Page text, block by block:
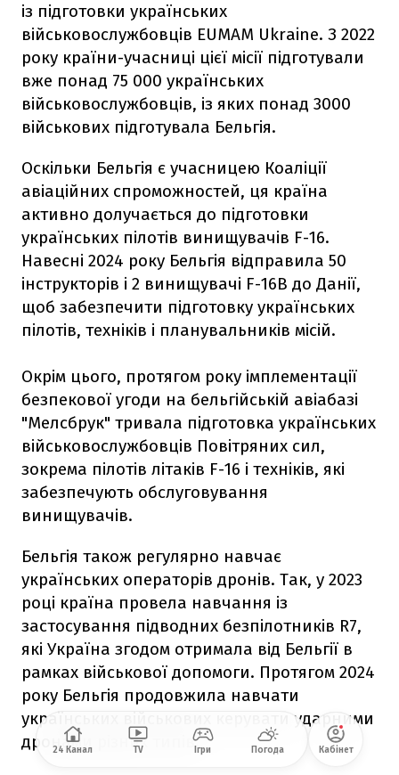
із підготовки українських
військовослужбовців EUMAM Ukraine. З 2022
року країни-учасниці цієї місії підготували
вже понад 75 000 українських
військовослужбовців, із яких понад 3000
військових підготувала Бельгія.
Оскільки Бельгія є учасницею Коаліції
авіаційних спроможностей, ця країна
активно долучається до підготовки
українських пілотів винищувачів F-16.
Навесні 2024 року Бельгія відправила 50
інструкторів і 2 винищувачі F-16B до Данії,
щоб забезпечити підготовку українських
пілотів, техніків і планувальників місій.
Окрім цього, протягом року імплементації
безпекової угоди на бельгійській авіабазі
"Мелсбрук" тривала підготовка українських
військовослужбовців Повітряних сил,
зокрема пілотів літаків F-16 і техніків, які
забезпечують обслуговування
винищувачів.
Бельгія також регулярно навчає
українських операторів дронів. Так, у 2023
році країна провела навчання із
застосування підводних безпілотників R7,
які Україна згодом отримала від Бельгії в
рамках військової допомоги. Протягом 2024
року Бельгія продовжила навчати
українських військових керувати ударними
дронами різних типів.
24 Канал TV Ігри Погода Кабінет